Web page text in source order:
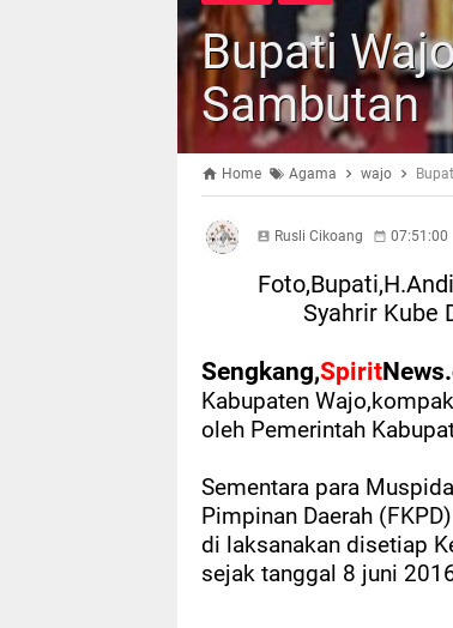
Bupati
Sambutan
Home Agama wajo
Rusli Cikoang 07:51:00
Syahrir Kube
Sengkang,Spirit
Kabupaten
oleh Pemerintah
Sementara para
Pimpinan Daerah
di laksanakan disetiap
sejak tanggal 8 juni